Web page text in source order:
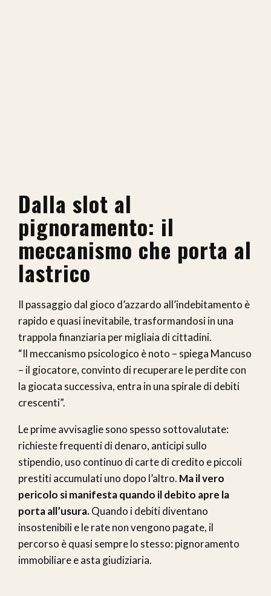
Dalla slot al
pignoramento: il
meccanismo che porta al
lastrico
Il passaggio dal gioco d’azzardo all’indebitamento è
rapido e quasi inevitabile, trasformandosi in una
trappola finanziaria per migliaia di cittadini.
“Il meccanismo psicologico è noto – spiega Mancuso
– il giocatore, convinto di recuperare le perdite con
la giocata successiva, entra in una spirale di debiti
crescenti”.
Le prime avvisaglie sono spesso sottovalutate:
richieste frequenti di denaro, anticipi sullo
stipendio, uso continuo di carte di credito e piccoli
prestiti accumulati uno dopo l’altro. Ma il vero
pericolo si manifesta quando il debito apre la
porta all’usura.Quando i debiti diventano
insostenibili e le rate non vengono pagate, il
percorso è quasi sempre lo stesso: pignoramento
immobiliare e asta giudiziaria.